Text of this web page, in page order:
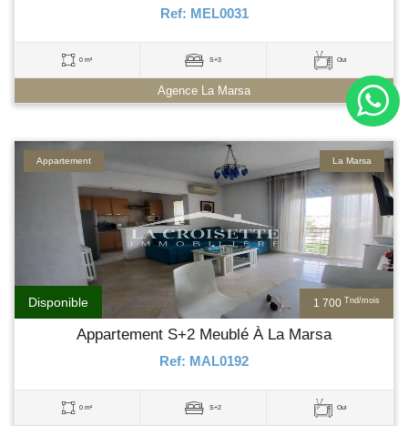
Ref: MEL0031
0 m² S+3 Oui
Agence La Marsa
1 700 Tnd/mois
Disponible
La Marsa
Appartement
Appartement S+2 Meublé À La Marsa
Ref: MAL0192
0 m² S+2 Oui